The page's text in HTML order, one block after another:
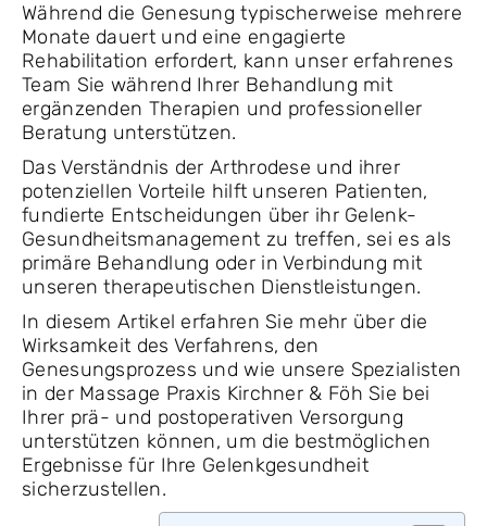
Während die Genesung typischerweise mehrere
Monate dauert und eine engagierte
Rehabilitation erfordert, kann unser erfahrenes
Team Sie während Ihrer Behandlung mit
ergänzenden Therapien und professioneller
Beratung unterstützen.
Das Verständnis der Arthrodese und ihrer
potenziellen Vorteile hilft unseren Patienten,
fundierte Entscheidungen über ihr Gelenk-
Gesundheitsmanagement zu treffen, sei es als
primäre Behandlung oder in Verbindung mit
unseren therapeutischen Dienstleistungen.
In diesem Artikel erfahren Sie mehr über die
Wirksamkeit des Verfahrens, den
Genesungsprozess und wie unsere Spezialisten
in der Massage Praxis Kirchner & Föh Sie bei
Ihrer prä- und postoperativen Versorgung
unterstützen können, um die bestmöglichen
Ergebnisse für Ihre Gelenkgesundheit
sicherzustellen.